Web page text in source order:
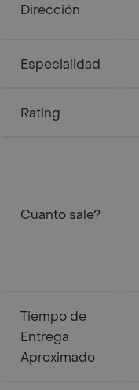
Dirección
Especialidad
Rating
Cuanto sale?
Tiempo de
Entrega
Aproximado